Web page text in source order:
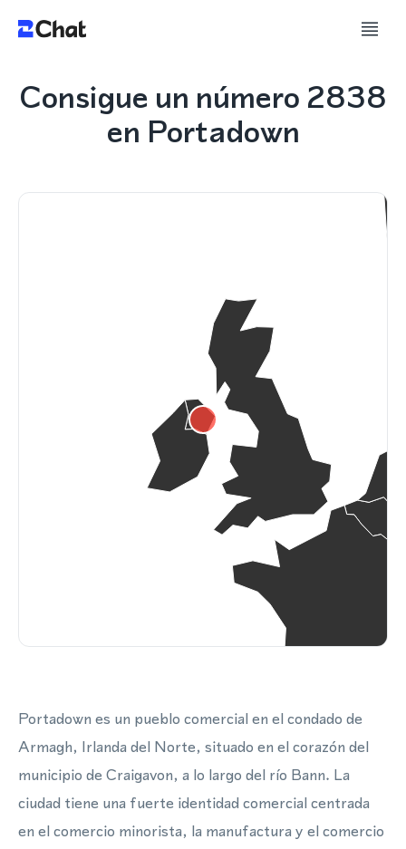
Consigue un número 2838
en Portadown
Portadown es un pueblo comercial en el condado de
Armagh, Irlanda del Norte, situado en el corazón del
municipio de Craigavon, a lo largo del río Bann. La
ciudad tiene una fuerte identidad comercial centrada
en el comercio minorista, la manufactura y el comercio